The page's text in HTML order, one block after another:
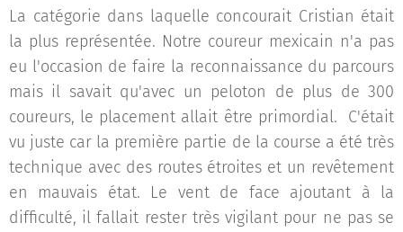
La catégorie dans laquelle concourait Cristian était
la plus représentée. Notre coureur mexicain n'a pas
eu l'occasion de faire la reconnaissance du parcours
mais il savait qu'avec un peloton de plus de 300
coureurs, le placement allait être primordial. C'était
vu juste car la première partie de la course a été très
technique avec des routes étroites et un revêtement
en mauvais état. Le vent de face ajoutant à la
difficulté, il fallait rester très vigilant pour ne pas se